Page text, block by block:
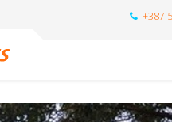
+387